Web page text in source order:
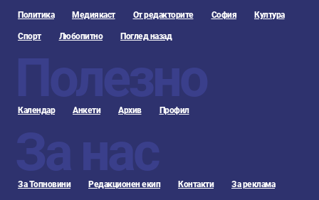
Политика Медиякаст От редакторите София Култура
Спорт Любопитно Поглед назад
Полезно
Календар Анкети Архив Профил
За нас
За Топновини Редакционен екип Контакти За реклама